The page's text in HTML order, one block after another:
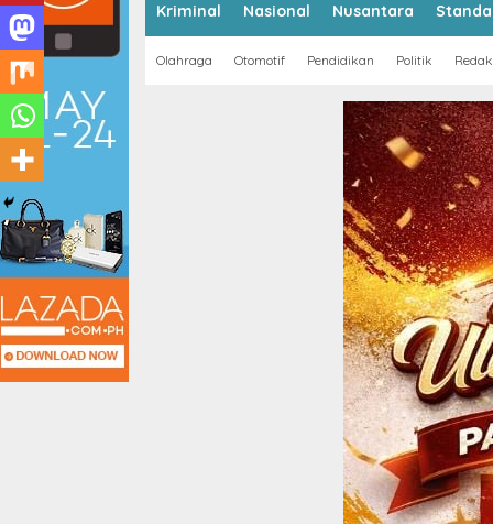
Kriminal Nasional Nusantara
Olahraga Otomotif Pendidikan Politik